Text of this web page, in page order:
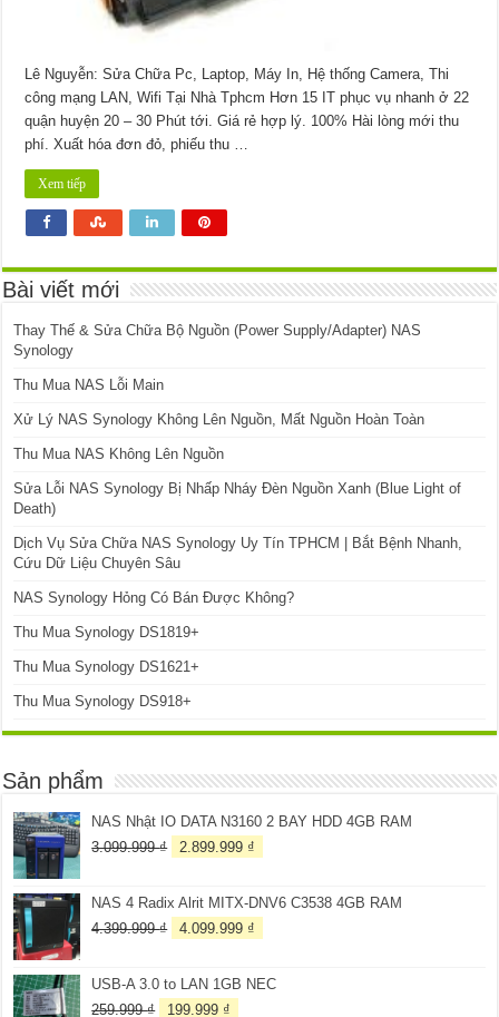
Lê Nguyễn: Sửa Chữa Pc, Laptop, Máy In, Hệ thống Camera, Thi
công mạng LAN, Wifi Tại Nhà Tphcm Hơn 15 IT phục vụ nhanh ở 22
quận huyện 20 – 30 Phút tới. Giá rẻ hợp lý. 100% Hài lòng mới thu
phí. Xuất hóa đơn đỏ, phiếu thu …
Xem tiếp
Bài viết mới
Thay Thế & Sửa Chữa Bộ Nguồn (Power Supply/Adapter) NAS
Synology
Thu Mua NAS Lỗi Main
Xử Lý NAS Synology Không Lên Nguồn, Mất Nguồn Hoàn Toàn
Thu Mua NAS Không Lên Nguồn
Sửa Lỗi NAS Synology Bị Nhấp Nháy Đèn Nguồn Xanh (Blue Light of
Death)
Dịch Vụ Sửa Chữa NAS Synology Uy Tín TPHCM | Bắt Bệnh Nhanh,
Cứu Dữ Liệu Chuyên Sâu
NAS Synology Hỏng Có Bán Được Không?
Thu Mua Synology DS1819+
Thu Mua Synology DS1621+
Thu Mua Synology DS918+
Sản phẩm
NAS Nhật IO DATA N3160 2 BAY HDD 4GB RAM
3.099.999₫
Giá
3.099.999 ₫.
2.899.999 ₫
là:
NAS 4 Radix Alrit MITX-DNV6 C3538 4GB RAM
4.399.999₫
Giá
4.399.999 ₫.
4.099.999 ₫
là:
USB-A 3.0 to LAN 1GB NEC
259.999₫
Giá
199.999 ₫